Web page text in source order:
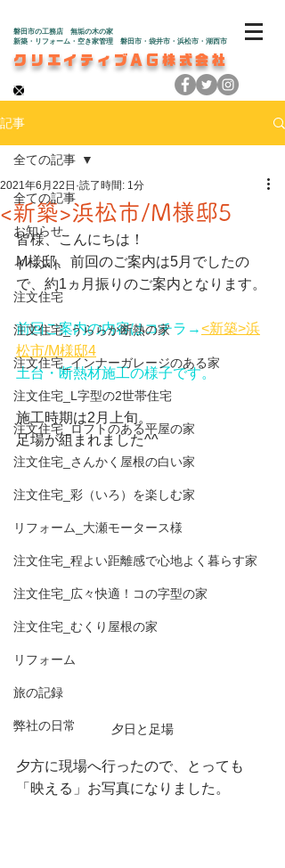
クリエイティブAG株式会社
磐田市の工務店 無垢の木の家
新築・リフォーム・空き家管理 磐田市・袋井市・浜松市・湖西市
記事
全ての記事
お知らせ
イベント
注文住宅
注文住宅_うららか断熱の家
注文住宅_インナーガレージのある家
注文住宅_L字型の2世帯住宅
注文住宅_ロフトのある平屋の家
注文住宅_さんかく屋根の白い家
注文住宅_彩（いろ）を楽しむ家
リフォーム_大瀬モータース様
注文住宅_程よい距離感で心地よく暮らす家
注文住宅_広々快適！コの字型の家
注文住宅_むくり屋根の家
リフォーム
旅の記録
弊社の日常
全ての記事
<新築>浜松市/M様邸5
2021年6月22日 読了時間: 1分
皆様、こんにちは！
M様邸、前回のご案内は5月でしたの
で、約1ヵ月振りのご案内となります。
前回ご案内の内容はコチラ→<新築>浜
松市/M様邸4
土台・断熱材施工の様子です。
施工時期は2月上旬。
足場が組まれました^^
夕日と足場
夕方に現場へ行ったので、とっても
「映える」お写真になりました。